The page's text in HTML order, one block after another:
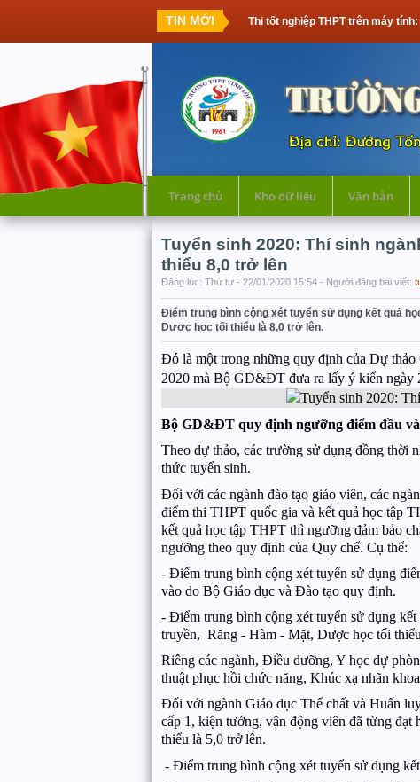
TIN MỚIThi tốt nghiệp THPT trên máy tính: Thế hệ
Trang chủ Kho dữ liệu Văn bản
Tuyển sinh 2020: Thí sinh
thiểu 8,0 trở lên
Đăng lúc: Thứ tư - 22/01/2020 15:54 - Người đăng bài viết:
Điểm trung bình cộng xét tuyển sử dụng kết quả
Dược học tối thiểu là 8,0 trở lên.
Đó là một trong những quy định của Dự thảo
2020 mà Bộ GD&ĐT đưa ra lấy ý kiến ngày
Bộ GD&ĐT quy định ngưỡng điểm đầu
Theo dự thảo, các trường sử dụng đồng thời
thức tuyển sinh.
Đối với các ngành đào tạo giáo viên, các
điểm thi THPT quốc gia và kết quả học tập
kết quả học tập THPT thì ngưỡng đảm bảo
ngưỡng theo quy định của Quy chế. Cụ thể:
- Điểm trung bình cộng xét tuyển sử dụng
vào do Bộ Giáo dục và Đào tạo quy định.
- Điểm trung bình cộng xét tuyển sử dụng
truyền, Răng - Hàm - Mặt, Dược học tối
Riêng các ngành, Điều dưỡng, Y học dự
thuật phục hồi chức năng, Khúc xạ nhãn
Đối với ngành Giáo dục Thể chất và Huấn
cấp 1, kiện tướng, vận động viên đã từng
thiểu là 5,0 trở lên.
- Điểm trung bình cộng xét tuyển sử dụng